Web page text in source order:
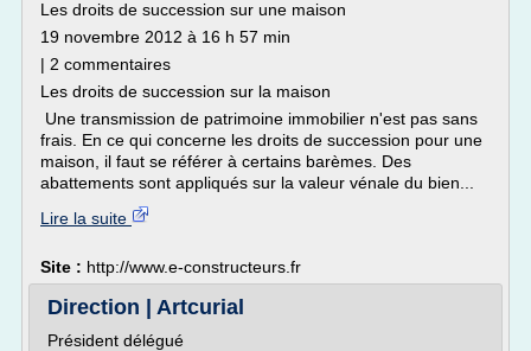
Les droits de succession sur une maison
19 novembre 2012 à 16 h 57 min
| 2 commentaires
Les droits de succession sur la maison
Une transmission de patrimoine immobilier n'est pas sans
frais. En ce qui concerne les droits de succession pour une
maison, il faut se référer à certains barèmes. Des
abattements sont appliqués sur la valeur vénale du bien...
Lire la suite
Site : http://www.e-constructeurs.fr
Direction | Artcurial
Président délégué